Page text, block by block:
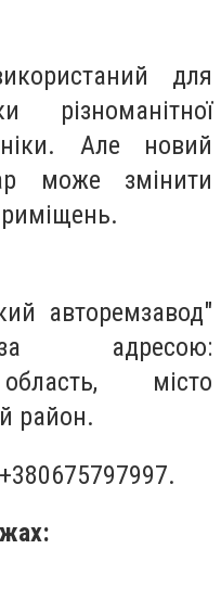
для
Але новий
може змінити
авторемзавод"
адресою:
місто
район.